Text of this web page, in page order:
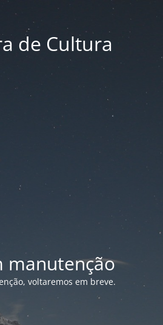
de Cultura
manutenção
voltaremos em breve.